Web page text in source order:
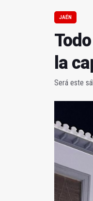
JAÉN
la
Será este